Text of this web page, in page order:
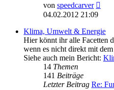
von speedcarver
04.02.2012 21:09
Klima, Umwelt & Energie
Hier könnt ihr alle Facetten
wenn es nicht direkt mit
Siehe auch mein Bericht:
14 Themen
141 Beiträge
Letzter Beitrag Re: